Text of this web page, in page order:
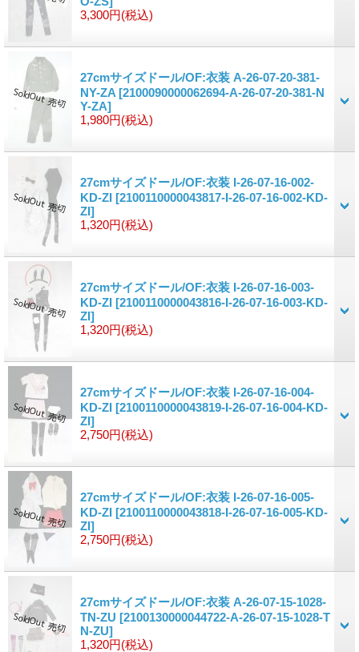
3,300円(税込)
27cmサイズドール/OF:衣装 A-26-07-20-381-
NY-ZA [2100090000062694-A-26-07-20-381-N
Y-ZA]
1,980円(税込)
27cmサイズドール/OF:衣装 I-26-07-16-002-
KD-ZI [2100110000043817-I-26-07-16-002-KD-
ZI]
1,320円(税込)
27cmサイズドール/OF:衣装 I-26-07-16-003-
KD-ZI [2100110000043816-I-26-07-16-003-KD-
ZI]
1,320円(税込)
27cmサイズドール/OF:衣装 I-26-07-16-004-
KD-ZI [2100110000043819-I-26-07-16-004-KD-
ZI]
2,750円(税込)
27cmサイズドール/OF:衣装 I-26-07-16-005-
KD-ZI [2100110000043818-I-26-07-16-005-KD-
ZI]
2,750円(税込)
27cmサイズドール/OF:衣装 A-26-07-15-1028-
TN-ZU [2100130000044722-A-26-07-15-1028-T
N-ZU]
1,320円(税込)